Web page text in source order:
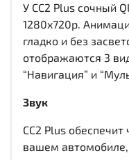
У CC2 Plus сочный
1280x720р.
гладко и без
отображаются 3
“Навигация” и
Звук
CC2 Plus
вашем автомобиле,